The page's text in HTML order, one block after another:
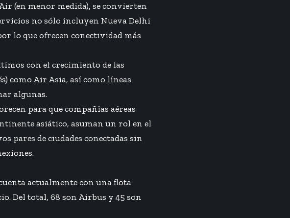
(en menor medida), se convierten
no sólo incluyen Nueva Delhi
lo que ofrecen conectividad más
con el crecimiento de las
como Air Asia, así como líneas
algunas.
para que compañías aéreas
asiático, asuman un rol en el
pares de ciudades conectadas sin
actualmente con una flota
Del total, 68 son Airbus y 45 son